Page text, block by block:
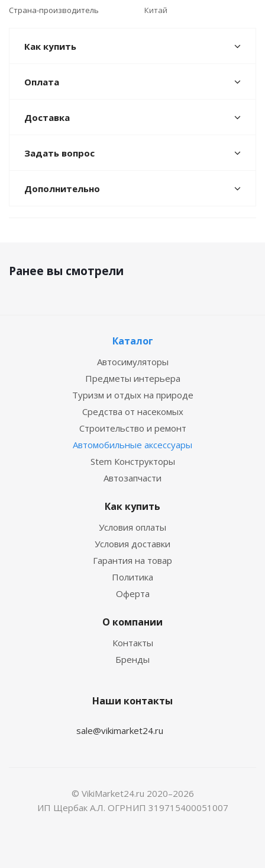
Страна-производитель Китай
Как купить
Оплата
Доставка
Задать вопрос
Дополнительно
Ранее вы смотрели
Каталог
Автосимуляторы
Предметы интерьера
Туризм и отдых на природе
Средства от насекомых
Строительство и ремонт
Автомобильные аксессуары
Stem Конструкторы
Автозапчасти
Как купить
Условия оплаты
Условия доставки
Гарантия на товар
Политика
Оферта
О компании
Контакты
Бренды
Наши контакты
sale@vikimarket24.ru
© VikiMarket24.ru 2020–2026
ИП Щербак А.Л. ОГРНИП 319715400051007